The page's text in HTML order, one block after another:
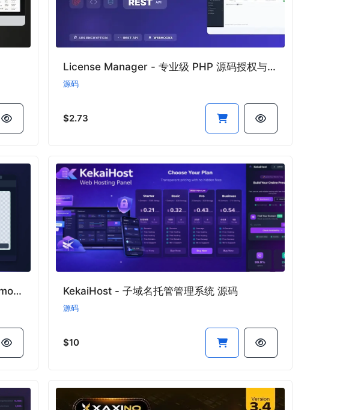
License Manager - 专业级 PHP 源码授权与更新管理系统
源码
$2.73
BGWipe - AI 背景移除（Background Remover）SaaS 平台源码 KekaiHost - 子域名托管管理系统 源码
源码
$10